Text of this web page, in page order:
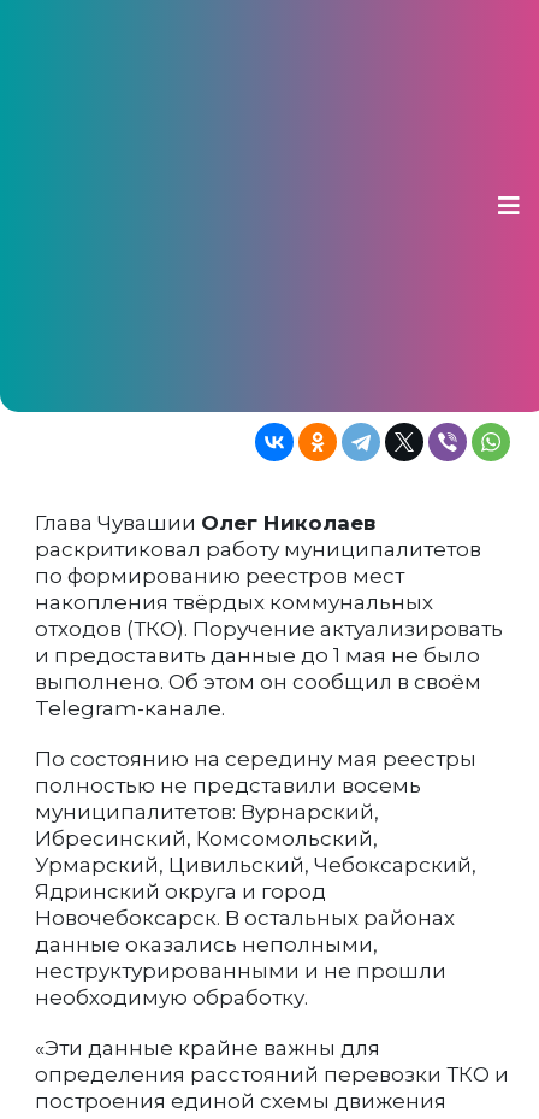
Глава Чувашии Олег Николаев
раскритиковал работу муниципалитетов
по формированию реестров мест
накопления твёрдых коммунальных
отходов (ТКО). Поручение актуализировать
и предоставить данные до 1 мая не было
выполнено. Об этом он сообщил в своём
Telegram-канале.
По состоянию на середину мая реестры
полностью не представили восемь
муниципалитетов: Вурнарский,
Ибресинский, Комсомольский,
Урмарский, Цивильский, Чебоксарский,
Ядринский округа и город
Новочебоксарск. В остальных районах
данные оказались неполными,
неструктурированными и не прошли
необходимую обработку.
«Эти данные крайне важны для
определения расстояний перевозки ТКО и
построения единой схемы движения